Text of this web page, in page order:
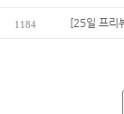
1184 [25일 프리